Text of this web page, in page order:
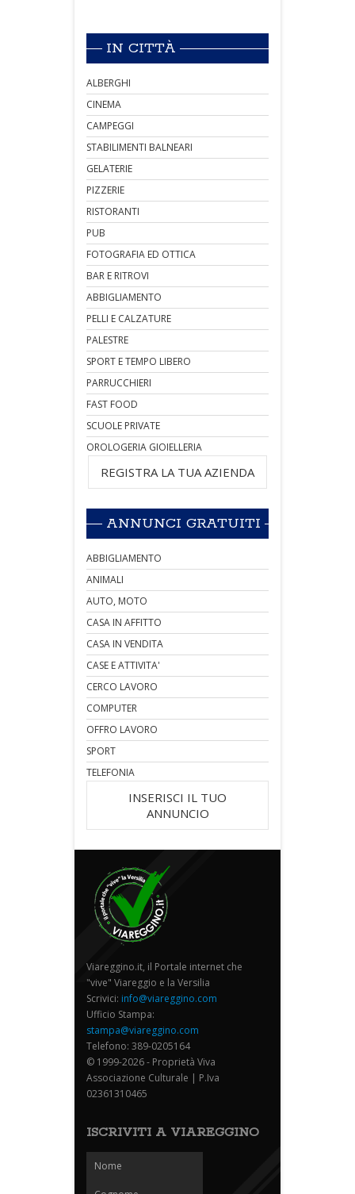
IN CITTÀ
ALBERGHI
CINEMA
CAMPEGGI
STABILIMENTI BALNEARI
GELATERIE
PIZZERIE
RISTORANTI
PUB
FOTOGRAFIA ED OTTICA
BAR E RITROVI
ABBIGLIAMENTO
PELLI E CALZATURE
PALESTRE
SPORT E TEMPO LIBERO
PARRUCCHIERI
FAST FOOD
SCUOLE PRIVATE
OROLOGERIA GIOIELLERIA
REGISTRA LA TUA AZIENDA
ANNUNCI GRATUITI
ABBIGLIAMENTO
ANIMALI
AUTO, MOTO
CASA IN AFFITTO
CASA IN VENDITA
CASE E ATTIVITA'
CERCO LAVORO
COMPUTER
OFFRO LAVORO
SPORT
TELEFONIA
INSERISCI IL TUO
ANNUNCIO
Viareggino.it, il Portale internet che
"vive" Viareggio e la Versilia
Scrivici: info@viareggino.com
Ufficio Stampa:
stampa@viareggino.com
Telefono: 389-0205164
© 1999-2026 - Proprietà Viva
Associazione Culturale | P.Iva
02361310465
ISCRIVITI A VIAREGGINO